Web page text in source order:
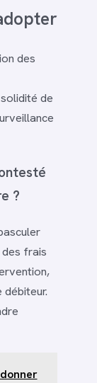
des
de
?
frais